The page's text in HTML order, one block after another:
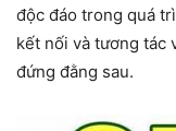
độc đáo trong quá
kết nối và tương tác
đứng đằng sau.